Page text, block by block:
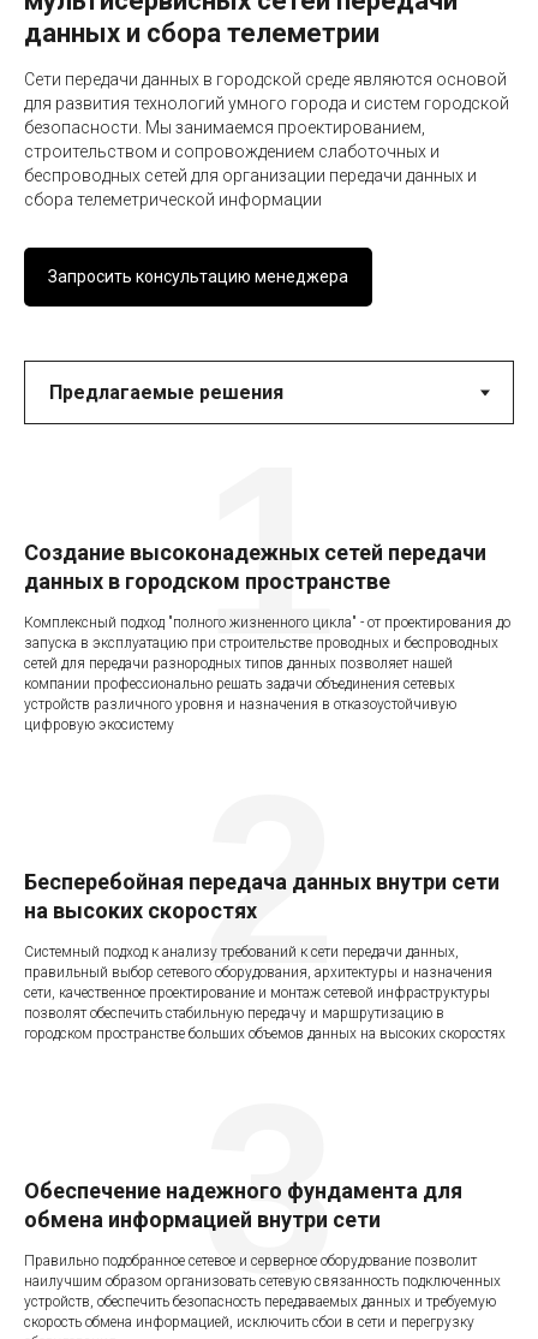
данных и сбора телеметрии
Сети передачи данных в городской среде являются основой
для развития технологий умного города и систем городской
безопасности. Мы занимаемся проектированием,
строительством и сопровождением слаботочных и
беспроводных сетей для организации передачи данных и
сбора телеметрической информации
Запросить консультацию менеджера
Создание высоконадежных сетей передачи
данных в городском пространстве
Комплексный подход "полного жизненного цикла" - от проектирования до
запуска в эксплуатацию при строительстве проводных и беспроводных
сетей для передачи разнородных типов данных позволяет нашей
компании профессионально решать задачи объединения сетевых
устройств различного уровня и назначения в отказоустойчивую
цифровую экосистему
1
Бесперебойная передача данных внутри сети
на высоких скоростях
Системный подход к анализу требований к сети передачи данных,
правильный выбор сетевого оборудования, архитектуры и назначения
сети, качественное проектирование и монтаж сетевой инфраструктуры
позволят обеспечить стабильную передачу и маршрутизацию в
городском пространстве больших объемов данных на высоких скоростях
2
Обеспечение надежного фундамента для
обмена информацией внутри сети
Правильно подобранное сетевое и серверное оборудование позволит
наилучшим образом организовать сетевую связанность подключенных
устройств, обеспечить безопасность передаваемых данных и требуемую
скорость обмена информацией, исключить сбои в сети и перегрузку
3